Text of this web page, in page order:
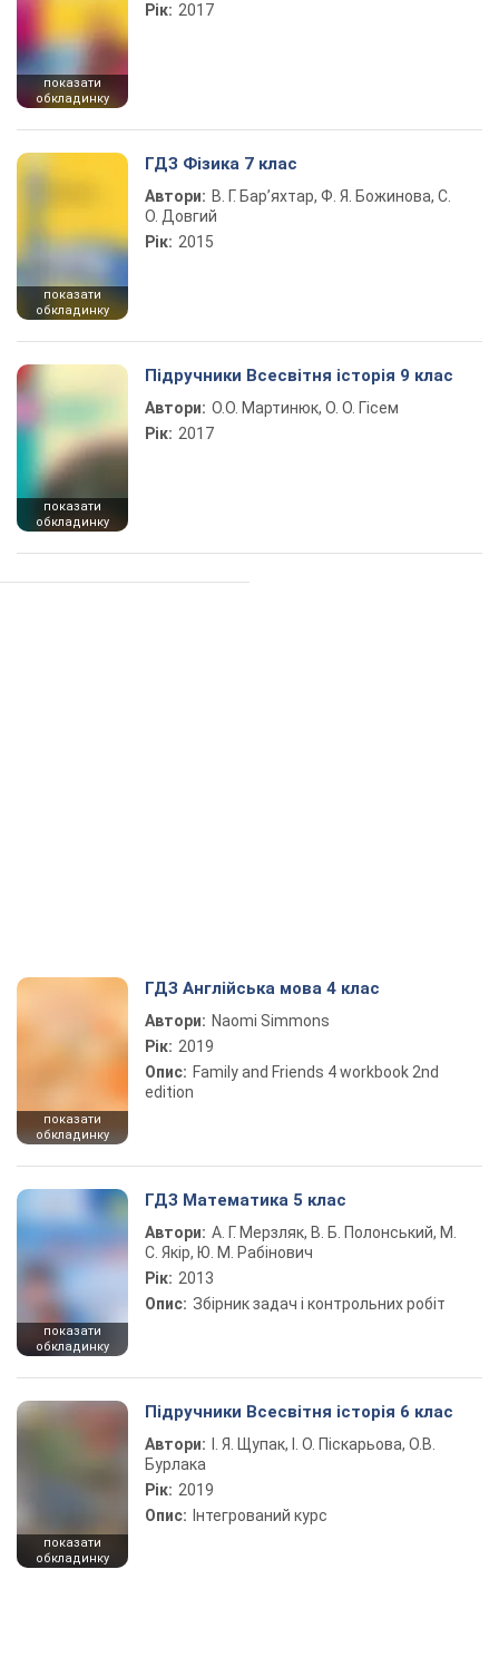
показати
обкладинку
Рік: 2017
показати
обкладинку
ГДЗ Фізика 7 клас
Автори: В. Г. Бар’яхтар, Ф. Я. Божинова, С.
О. Довгий
Рік: 2015
показати
обкладинку
Підручники Всесвітня історія 9 клас
Автори: О.О. Мартинюк, О. О. Гісем
Рік: 2017
показати
обкладинку
ГДЗ Англійська мова 4 клас
Автори: Naomi Simmons
Рік: 2019
Опис: Family and Friends 4 workbook 2nd
edition
показати
обкладинку
ГДЗ Математика 5 клас
Автори: А. Г. Мерзляк, В. Б. Полонський, М.
С. Якір, Ю. М. Рабінович
Рік: 2013
Опис: Збірник задач і контрольних робіт
показати
обкладинку
Підручники Всесвітня історія 6 клас
Автори:
І. Я. Щупак, І. О. Піскарьова, О.В.
Бурлака
Рік: 2019
Опис: Інтегрований курс